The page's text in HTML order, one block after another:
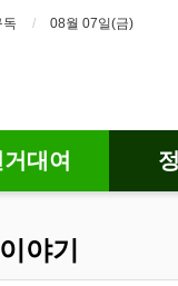
독 08월 07일(금)
대여
야기